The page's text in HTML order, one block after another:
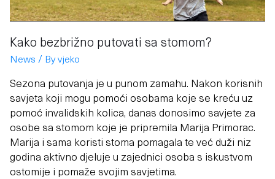
Kako bezbrižno putovati sa stomom?
News / Byvjeko
Sezona putovanja je u punom zamahu. Nakon korisnih
savjeta koji mogu pomoći osobama koje se kreću uz
pomoć invalidskih kolica, danas donosimo savjete za
osobe sa stomom koje je pripremila Marija Primorac.
Marija i sama koristi stoma pomagala te već duži niz
godina aktivno djeluje u zajednici osoba s iskustvom
ostomije i pomaže svojim savjetima.